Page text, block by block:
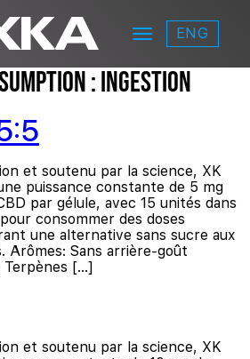
Menu ENG
:Ingestion
et soutenu par la science, XK
puissance constante de 5 mg
par gélule, avec 15 unités dans
consommer des doses
une alternative sans sucre aux
Arômes: Sans arrière-goût
Terpènes […]
et soutenu par la science, XK